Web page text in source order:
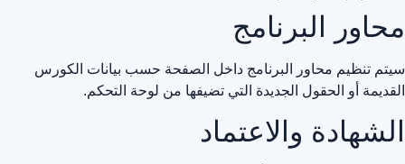
محاور البرنامج
سيتم تنظيم محاور البرنامج داخل الصفحة حسب بيانات الكورس
القديمة أو الحقول الجديدة التي تضيفها من لوحة التحكم.
الشهادة والاعتماد